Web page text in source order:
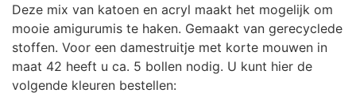
Deze mix van katoen en acryl maakt het mogelijk om
mooie amigurumis te haken. Gemaakt van gerecyclede
stoffen. Voor een damestruitje met korte mouwen in
maat 42 heeft u ca. 5 bollen nodig. U kunt hier de
volgende kleuren bestellen: